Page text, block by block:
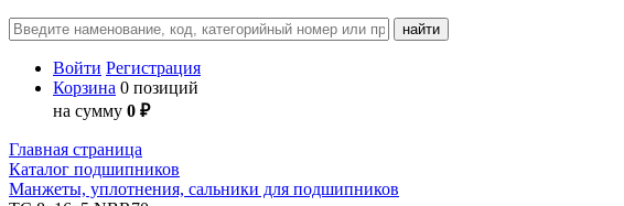
Войти Регистрация
Корзина 0 позиций
на сумму 0 ₽
Главная страница
Каталог подшипников
Манжеты, уплотнения, сальники для подшипников